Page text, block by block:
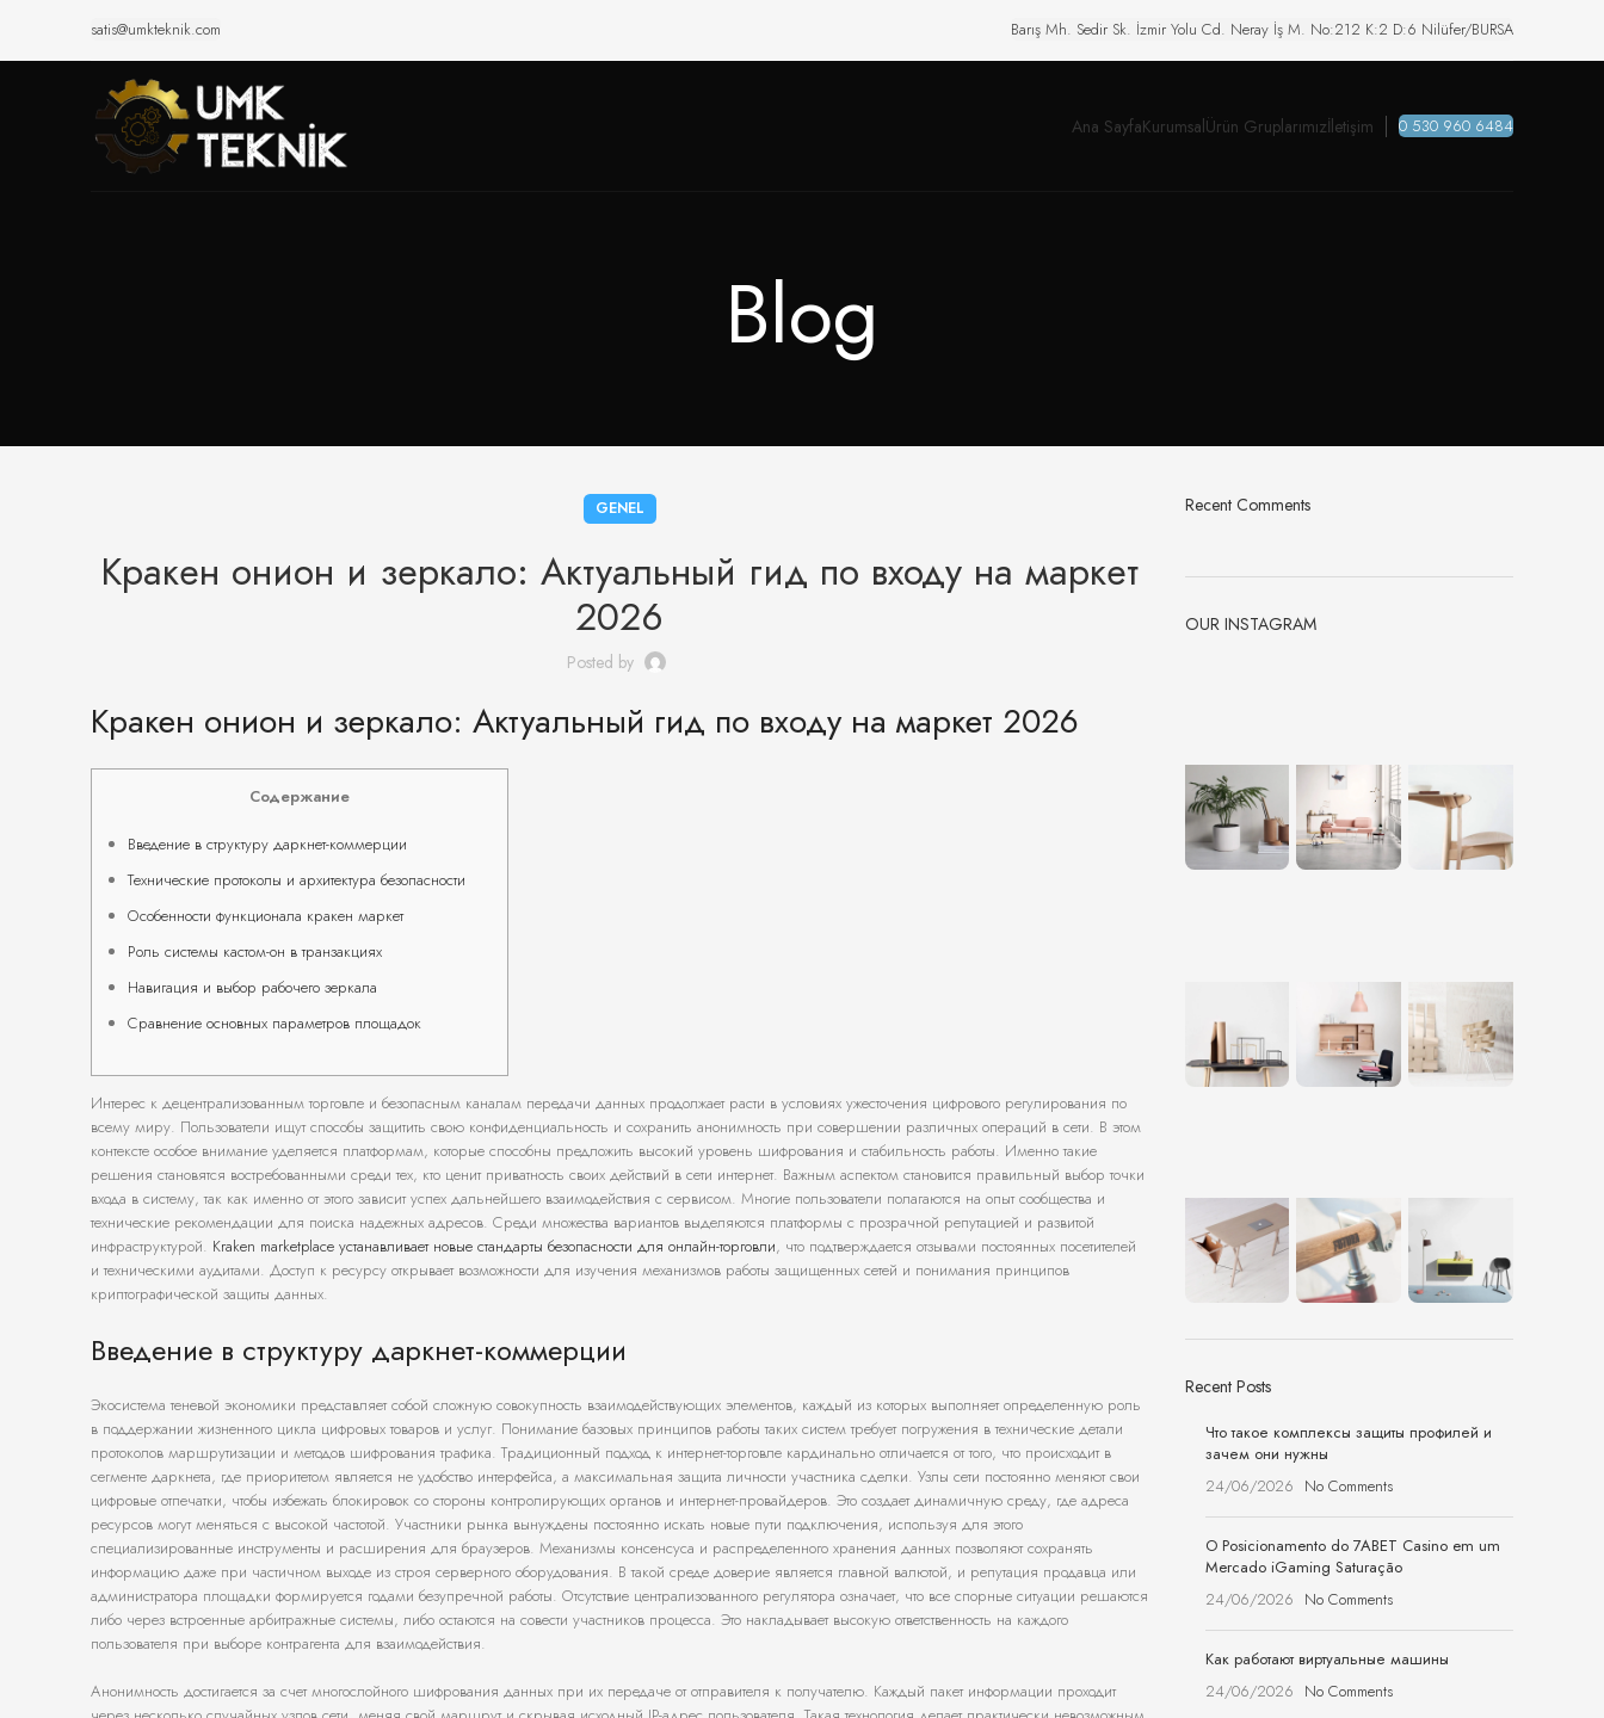
satis@umkteknik.com Barış Mh. Sedir Sk. İzmir Yolu Cd. Neray İş M. No:212 K:2 D:6 Nilüfer/BURSA
Ana SayfaKurumsalÜrün Gruplarımızİletişim 0 530 960 6484
Blog
GENEL
Кракен онион и зеркало: Актуальный гид по входу на маркет
2026
Posted by
Кракен онион и зеркало: Актуальный гид по входу на маркет 2026
Содержание
Введение в структуру даркнет-коммерции
Технические протоколы и архитектура безопасности
Особенности функционала кракен маркет
Роль системы кастом-он в транзакциях
Навигация и выбор рабочего зеркала
Сравнение основных параметров площадок
Интерес к децентрализованным торговле и безопасным каналам передачи данных продолжает расти в условиях ужесточения цифрового регулирования по
всему миру. Пользователи ищут способы защитить свою конфиденциальность и сохранить анонимность при совершении различных операций в сети. В этом
контексте особое внимание уделяется платформам, которые способны предложить высокий уровень шифрования и стабильность работы. Именно такие
решения становятся востребованными среди тех, кто ценит приватность своих действий в сети интернет. Важным аспектом становится правильный выбор точки
входа в систему, так как именно от этого зависит успех дальнейшего взаимодействия с сервисом. Многие пользователи полагаются на опыт сообщества и
технические рекомендации для поиска надежных адресов. Среди множества вариантов выделяются платформы с прозрачной репутацией и развитой
инфраструктурой. Kraken marketplace устанавливает новые стандарты безопасности для онлайн-торговли, что подтверждается отзывами постоянных посетителей
и техническими аудитами. Доступ к ресурсу открывает возможности для изучения механизмов работы защищенных сетей и понимания принципов
криптографической защиты данных.
Введение в структуру даркнет-коммерции
Экосистема теневой экономики представляет собой сложную совокупность взаимодействующих элементов, каждый из которых выполняет определенную роль
в поддержании жизненного цикла цифровых товаров и услуг. Понимание базовых принципов работы таких систем требует погружения в технические детали
протоколов маршрутизации и методов шифрования трафика. Традиционный подход к интернет-торговле кардинально отличается от того, что происходит в
сегменте даркнета, где приоритетом является не удобство интерфейса, а максимальная защита личности участника сделки. Узлы сети постоянно меняют свои
цифровые отпечатки, чтобы избежать блокировок со стороны контролирующих органов и интернет-провайдеров. Это создает динамичную среду, где адреса
ресурсов могут меняться с высокой частотой. Участники рынка вынуждены постоянно искать новые пути подключения, используя для этого
специализированные инструменты и расширения для браузеров. Механизмы консенсуса и распределенного хранения данных позволяют сохранять
информацию даже при частичном выходе из строя серверного оборудования. В такой среде доверие является главной валютой, и репутация продавца или
администратора площадки формируется годами безупречной работы. Отсутствие централизованного регулятора означает, что все спорные ситуации решаются
либо через встроенные арбитражные системы, либо остаются на совести участников процесса. Это накладывает высокую ответственность на каждого
пользователя при выборе контрагента для взаимодействия.
Анонимность достигается за счет многослойного шифрования данных при их передаче от отправителя к получателю. Каждый пакет информации проходит
Recent Comments
OUR INSTAGRAM
Recent Posts
Что такое комплексы защиты профилей и
зачем они нужны
24/06/2026 No Comments
O Posicionamento do 7ABET Casino em um
Mercado iGaming Saturação
24/06/2026 No Comments
Как работают виртуальные машины
24/06/2026 No Comments